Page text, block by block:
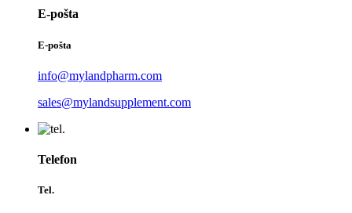
E-pošta
E-pošta
info@mylandpharm.com
sales@mylandsupplement.com
Telefon
Tel.